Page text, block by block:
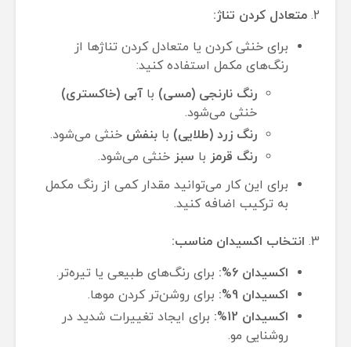
2. متعادل کردن تناژ:
برای خنثی کردن یا متعادل کردن تناژها از
رنگ‌های مکمل استفاده کنید:
رنگ نارنجی (مسی) با آبی (خاکستری)
خنثی می‌شود.
رنگ زرد (طلایی) با بنفش خنثی می‌شود.
رنگ قرمز با سبز خنثی می‌شود.
برای این کار می‌توانید مقدار کمی از رنگ مکمل
به ترکیب اضافه کنید.
3. انتخاب اکسیدان مناسب:
اکسیدان 6%:
برای رنگ‌های طبیعی یا تیره‌تر.
اکسیدان 9%:
برای روشن‌تر کردن موها.
اکسیدان 12%:
برای ایجاد تغییرات شدید در
روشنایی مو.